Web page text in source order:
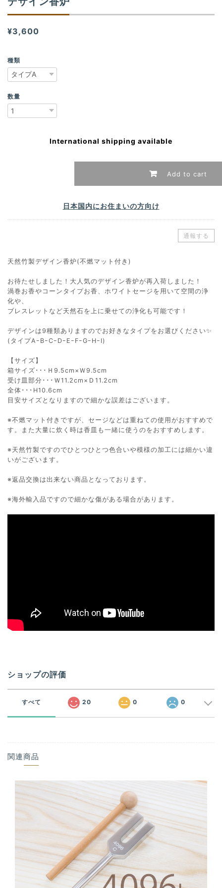
¥3,600
種類
数量
International shipping available
Add to cart
日本国内にお住まいの方向け
通報する
天然竹製デザイン香炉(不燃マット付き)
お待たせしました！大人気のデザイン香炉が再入荷しました！
渦巻お香やコーンタイプお香、ホワイトセージを用いて空間の浄
化や、
ブレスレットなど天然石を上に乗せての浄化も可能です！
デザインは9種類ありますのでお好きなタイプをお選びください✨
(タイプAｰBｰCｰDｰEｰFｰGｰHｰI)
【サイズ】
箱サイズ･･･Ｈ9.5cm×Ｗ9.5cm
受け皿部分･･･Ｗ11.2cm×Ｄ11.2cm
全体･･･H10.6cm
目安サイズとなりますので細かな誤差はございます。
※不燃マット付きですが、セージなどは重ねての使用がおすすめで
す。また大量に炊く時は香皿も一緒に使うのをおすすめします。
※天然竹製ですのでひとつひとつ色合いや模様の加工には細かい違
いがございます。
※返品交換は出来ない商品となっております。
※海外輸入品ですので細かな傷がある場合があります。
ショップの評価
すべて 20 0 0
関連商品